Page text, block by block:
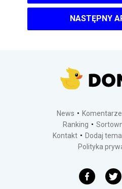
NASTĘPNY
News Komentarze
Ranking
Kontakt
Dodaj
Polityka